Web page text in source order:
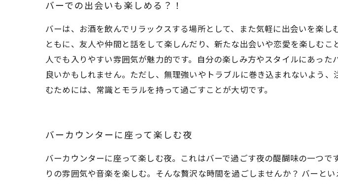
バーでの出会いも楽しめる？！
バーは、お酒を飲んでリラックスする場所として、また気軽に出会いを楽
ともに、友人や仲間と話をして楽しんだり、新たな出会いや恋愛を楽しむ
人でも入りやすい雰囲気が魅力的です。自分の楽しみ方やスタイルにあっ
良いかもしれません。ただし、無理強いやトラブルに巻き込まれないよう
むためには、常識とモラルを持って過ごすことが大切です。
バーカウンターに座って楽しむ夜
バーカウンターに座って楽しむ夜。これはバーで過ごす夜の醍醐味の一つ
りの雰囲気や音楽を楽しむ。そんな贅沢な時間を過ごしませんか？ バーと